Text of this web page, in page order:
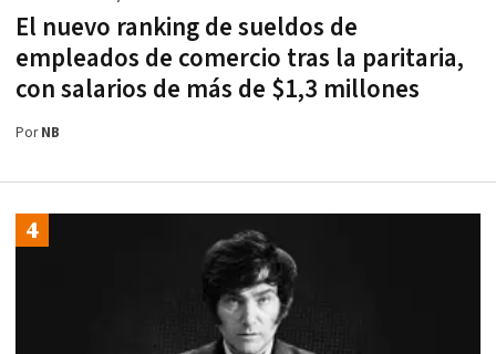
El nuevo ranking de sueldos de
empleados de comercio tras la paritaria,
con salarios de más de $1,3 millones
PorNB